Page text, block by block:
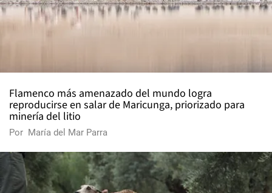
Flamenco más amenazado del mundo logra
reproducirse en salar de Maricunga, priorizado para
minería del litio
Por María del Mar Parra